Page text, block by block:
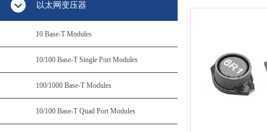
以太网变压器
10 Base-T Modules
10/100 Base-T Single Port Modules
100/1000 Base-T Modules
10/100 Base-T Quad Port Modules